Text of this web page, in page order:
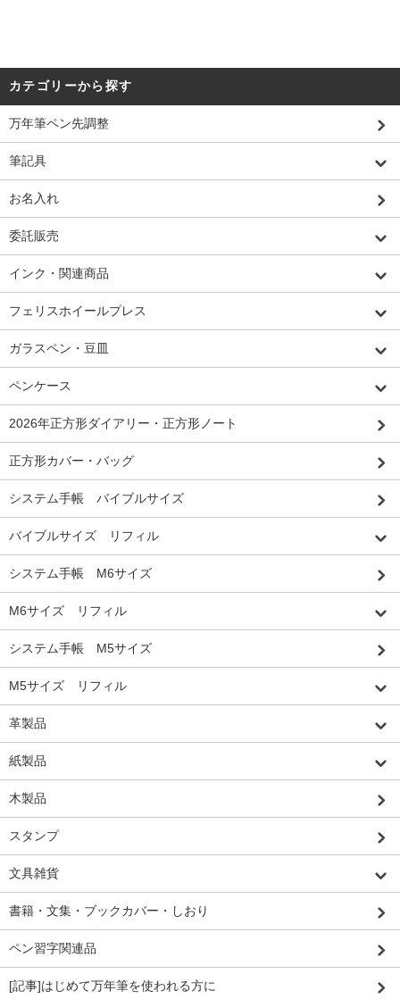
カテゴリーから探す
万年筆ペン先調整
筆記具
お名入れ
委託販売
インク・関連商品
フェリスホイールプレス
ガラスペン・豆皿
ペンケース
2026年正方形ダイアリー・正方形ノート
正方形カバー・バッグ
システム手帳 バイブルサイズ
バイブルサイズ リフィル
システム手帳 M6サイズ
M6サイズ リフィル
システム手帳 M5サイズ
M5サイズ リフィル
革製品
紙製品
木製品
スタンプ
文具雑貨
書籍・文集・ブックカバー・しおり
ペン習字関連品
[記事]はじめて万年筆を使われる方に